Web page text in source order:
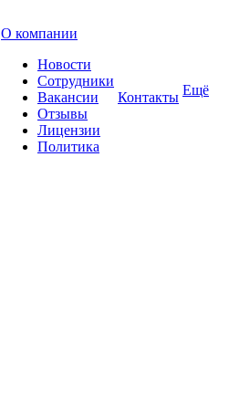
О компании
Новости
Сотрудники
Вакансии
Отзывы
Лицензии
Политика
Контакты Ещё